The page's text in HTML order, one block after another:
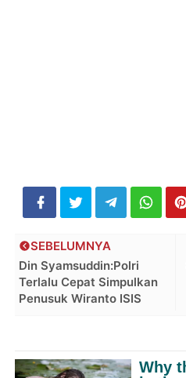
SEBELUMNYA
Din Syamsuddin:Polri
Terlalu Cepat Simpulkan
Penusuk Wiranto ISIS